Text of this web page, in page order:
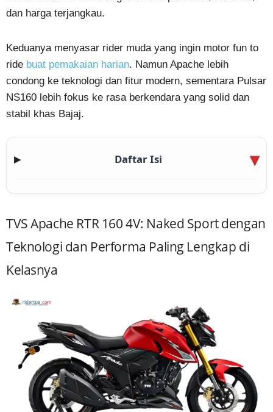
dan harga terjangkau.
Keduanya menyasar rider muda yang ingin motor fun to
ride buat pemakaian harian. Namun Apache lebih
condong ke teknologi dan fitur modern, sementara Pulsar
NS160 lebih fokus ke rasa berkendara yang solid dan
stabil khas Bajaj.
▶ Daftar Isi
TVS Apache RTR 160 4V: Naked Sport dengan
Teknologi dan Performa Paling Lengkap di
Kelasnya